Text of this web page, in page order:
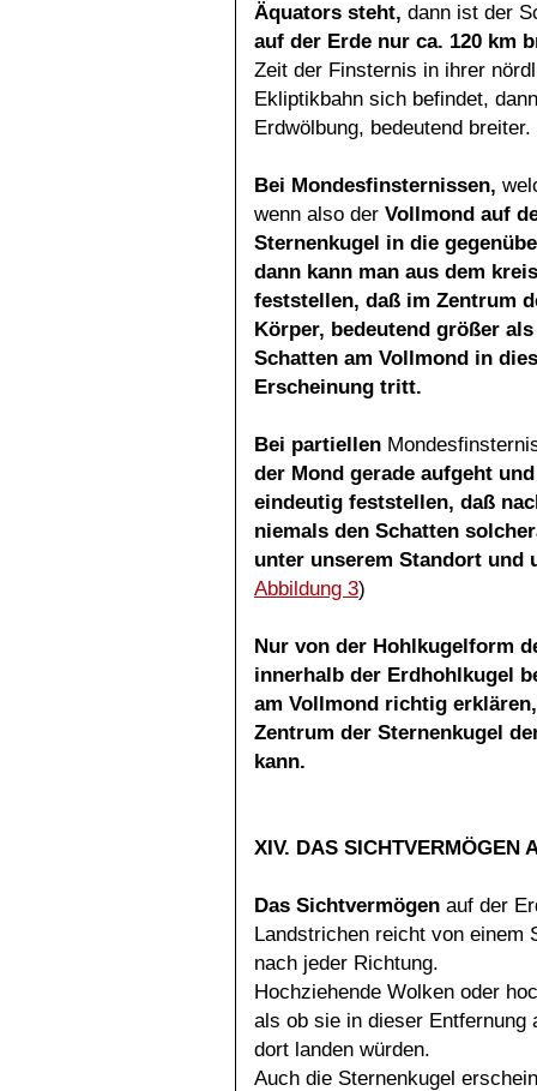
Äquators steht, dann ist der
auf der Erde nur ca. 120 km
Zeit der Finsternis in ihrer
Ekliptikbahn sich befindet,
Erdwölbung, bedeutend breiter.
Bei Mondesfinsternissen,
wenn also der Vollmond auf
Sternenkugel in die
dann kann man aus dem
feststellen, daß im Zentrum
Körper, bedeutend größer
Schatten am Vollmond in
Erscheinung tritt.
Bei partiellen
der Mond gerade aufgeht
eindeutig feststellen, daß
niemals den Schatten
unter unserem Standort
Abbildung 3)
Nur von der Hohlkugelform
innerhalb der Erdhohlkugel
am Vollmond richtig
Zentrum der Sternenkugel
kann.
XIV. DAS SICHTVERMÖGEN
Das Sichtvermögen auf der
Landstrichen reicht von einem
nach jeder Richtung.
Hochziehende Wolken oder
als ob sie in dieser Entfernung
dort landen würden.
Auch die Sternenkugel